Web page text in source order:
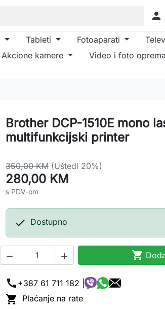

Tableti Fotoaparati
Akcione kamere Video i foto oprema
Brother DCP-1510E mono
multifunkcijski printer
350,00 KM (Uštedi 20%)
280,00 KM
s PDV-om
 Dostupno
  
call +387 61 711 182 |
 Plaćanje na rate